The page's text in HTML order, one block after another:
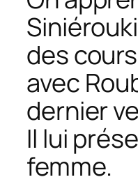
des
avec
dernier
Il lui
femme.